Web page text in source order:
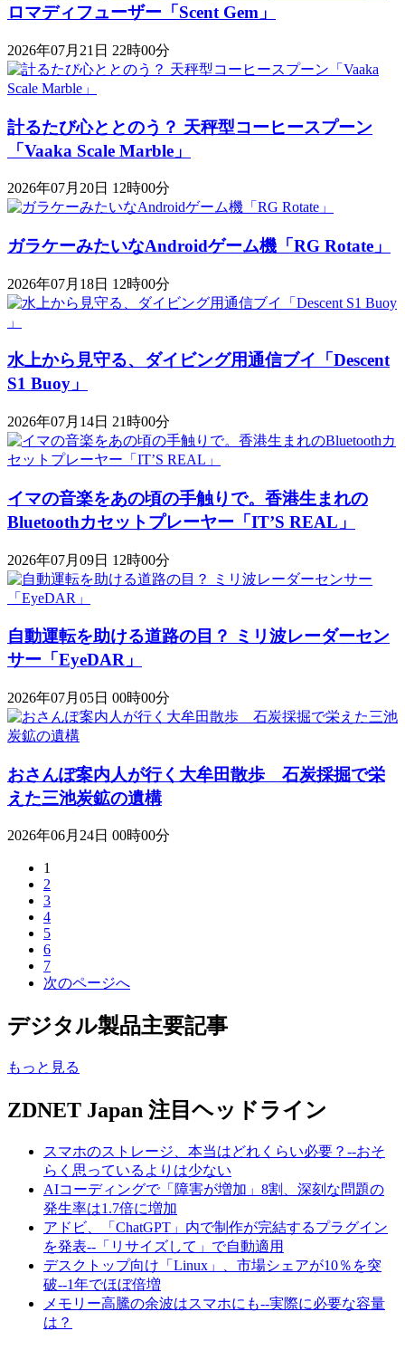
ロマディフューザー「Scent Gem」
2026年07月21日 22時00分
計るたび心ととのう？ 天秤型コーヒースプーン
「Vaaka Scale Marble」
2026年07月20日 12時00分
ガラケーみたいなAndroidゲーム機「RG Rotate」
2026年07月18日 12時00分
水上から見守る、ダイビング用通信ブイ「Descent
S1 Buoy​​」
2026年07月14日 21時00分
イマの音楽をあの頃の手触りで。香港生まれの
Bluetoothカセットプレーヤー「IT’S REAL」
2026年07月09日 12時00分
自動運転を助ける道路の目？ ミリ波レーダーセン
サー「EyeDAR」
2026年07月05日 00時00分
おさんぽ案内人が行く大牟田散歩 石炭採掘で栄
えた三池炭鉱の遺構
2026年06月24日 00時00分
1
2
3
4
5
6
7
次のページへ
デジタル製品主要記事
もっと見る
ZDNET Japan 注目ヘッドライン
スマホのストレージ、本当はどれくらい必要？--おそ
らく思っているよりは少ない
AIコーディングで「障害が増加」8割、深刻な問題の
発生率は1.7倍に増加
アドビ、「ChatGPT」内で制作が完結するプラグイン
を発表--「リサイズして」で自動適用
デスクトップ向け「Linux」、市場シェアが10％を突
破--1年でほぼ倍増
メモリー高騰の余波はスマホにも--実際に必要な容量
は？